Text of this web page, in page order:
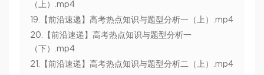
（上）.mp4
19.【前沿速递】高考热点知识与题型分析一（上）.mp4
20.【前沿速递】高考热点知识与题型分析一
（下）.mp4
21.【前沿速递】高考热点知识与题型分析二（上）.mp4